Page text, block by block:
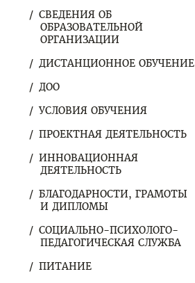
СВЕДЕНИЯ ОБ
ОБРАЗОВАТЕЛЬНОЙ
ОРГАНИЗАЦИИ
ДИСТАНЦИОННОЕ ОБУЧЕНИЕ
ДОО
УСЛОВИЯ ОБУЧЕНИЯ
ПРОЕКТНАЯ ДЕЯТЕЛЬНОСТЬ
ИННОВАЦИОННАЯ
ДЕЯТЕЛЬНОСТЬ
БЛАГОДАРНОСТИ, ГРАМОТЫ
И ДИПЛОМЫ
СОЦИАЛЬНО-ПСИХОЛОГО-
ПЕДАГОГИЧЕСКАЯ СЛУЖБА
ПИТАНИЕ